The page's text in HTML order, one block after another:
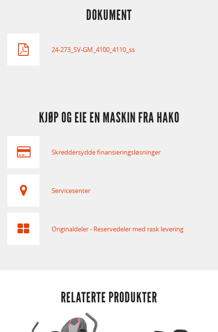
DOKUMENT
24-273_SV-GM_4100_4110_ss
KJØP OG EIE EN MASKIN FRA HAKO
Skreddersydde finansieringsløsninger
Servicesenter
Originaldeler - Reservedeler med rask levering
RELATERTE PRODUKTER